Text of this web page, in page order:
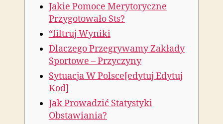
Jakie Pomoce Merytoryczne
Przygotowało Sts?
“filtruj Wyniki
Dlaczego Przegrywamy Zakłady
Sportowe – Przyczyny
Sytuacja W Polsce[edytuj Edytuj
Kod]
Jak Prowadzić Statystyki
Obstawiania?